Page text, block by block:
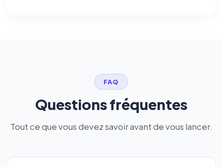
FAQ
Questions fréquentes
Tout ce que vous devez savoir avant de vous lancer.